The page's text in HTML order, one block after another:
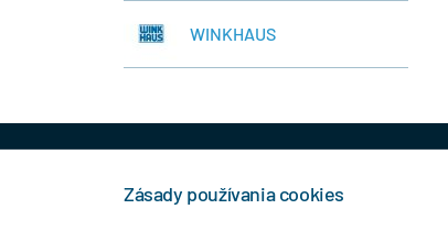
WINKHAUS
Zásady používania cookies